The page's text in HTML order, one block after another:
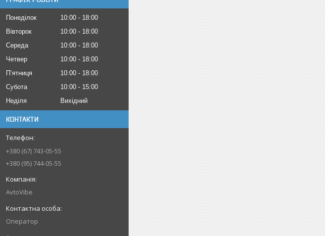
Понеділок 10:00
18:00
Вівторок
10:00
18:00
Середа
10:00
18:00
Четвер
10:00
18:00
Пʼятниця
10:00
18:00
Субота
10:00
15:00
Неділя
Вихідний
КОНТАКТИ
+380 (67) 743-05-55
+380 (95) 744-05-55
AvtoVibe
Оператор